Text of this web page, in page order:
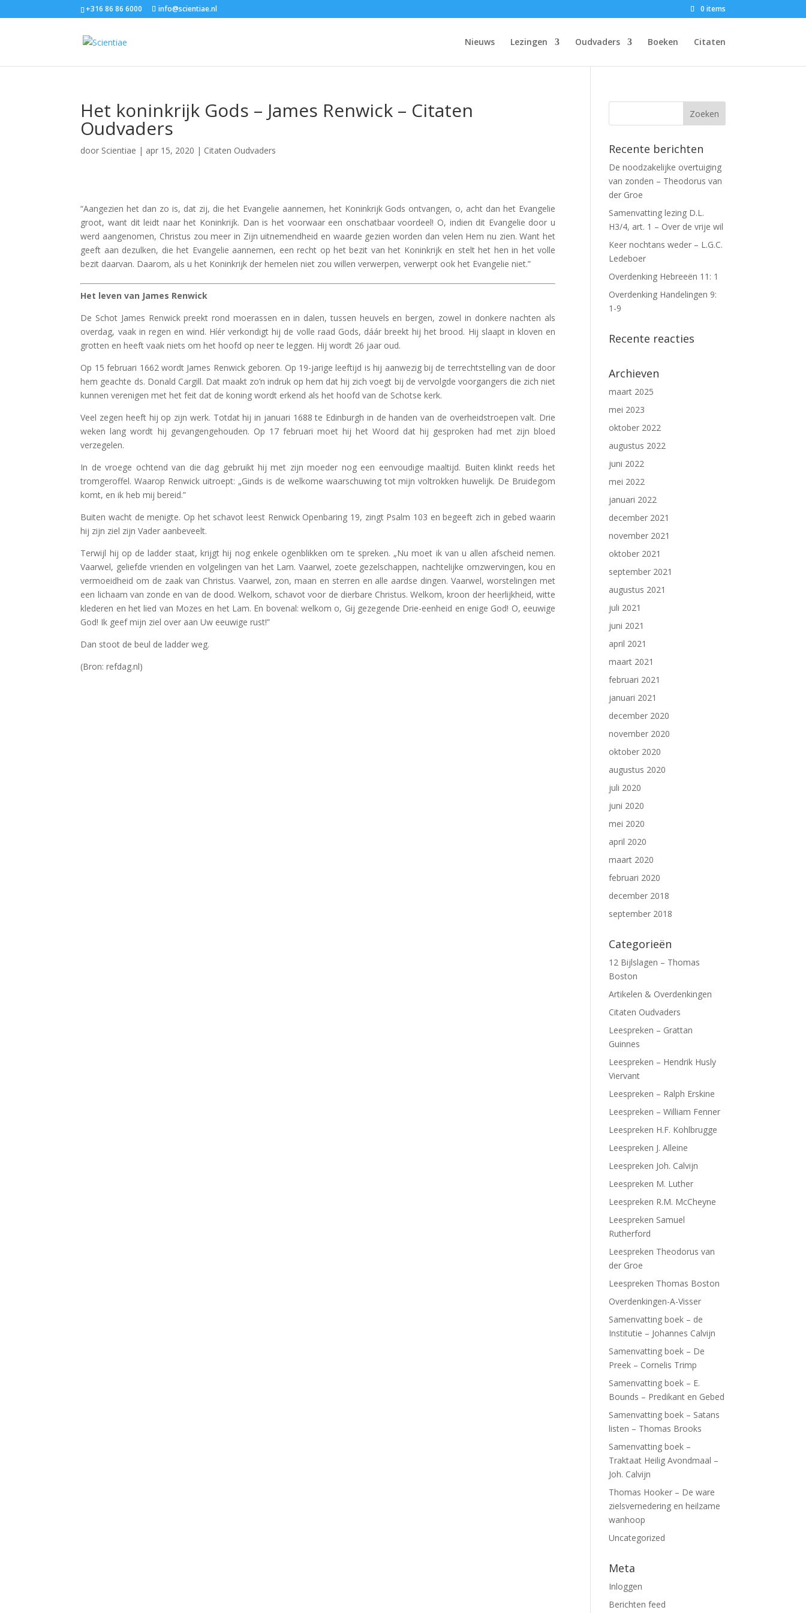
+316 86 86 6000 info@scientiae.nl 0 items
Nieuws Lezingen Oudvaders Boeken Citaten
Het koninkrijk Gods – James Renwick – Citaten
Oudvaders
door Scientiae | apr 15, 2020 | Citaten Oudvaders
“Aangezien het dan zo is, dat zij, die het Evangelie aannemen, het Koninkrijk Gods ontvangen, o, acht dan het Evangelie
groot, want dit leidt naar het Koninkrijk. Dan is het voorwaar een onschatbaar voordeel! O, indien dit Evangelie door u
werd aangenomen, Christus zou meer in Zijn uitnemendheid en waarde gezien worden dan velen Hem nu zien. Want het
geeft aan dezulken, die het Evangelie aannemen, een recht op het bezit van het Koninkrijk en stelt het hen in het volle
bezit daarvan. Daarom, als u het Koninkrijk der hemelen niet zou willen verwerpen, verwerpt ook het Evangelie niet.”
Het leven van James Renwick
De Schot James Renwick preekt rond moerassen en in dalen, tussen heuvels en bergen, zowel in donkere nachten als
overdag, vaak in regen en wind. Híér verkondigt hij de volle raad Gods, dáár breekt hij het brood. Hij slaapt in kloven en
grotten en heeft vaak niets om het hoofd op neer te leggen. Hij wordt 26 jaar oud.
Op 15 februari 1662 wordt James Renwick geboren. Op 19-jarige leeftijd is hij aanwezig bij de terrechtstelling van de door
hem geachte ds. Donald Cargill. Dat maakt zo’n indruk op hem dat hij zich voegt bij de vervolgde voorgangers die zich niet
kunnen verenigen met het feit dat de koning wordt erkend als het hoofd van de Schotse kerk.
Veel zegen heeft hij op zijn werk. Totdat hij in januari 1688 te Edinburgh in de handen van de overheidstroepen valt. Drie
weken lang wordt hij gevangengehouden. Op 17 februari moet hij het Woord dat hij gesproken had met zijn bloed
verzegelen.
In de vroege ochtend van die dag gebruikt hij met zijn moeder nog een eenvoudige maaltijd. Buiten klinkt reeds het
tromgeroffel. Waarop Renwick uitroept: „Ginds is de welkome waarschuwing tot mijn voltrokken huwelijk. De Bruidegom
komt, en ik heb mij bereid.”
Buiten wacht de menigte. Op het schavot leest Renwick Openbaring 19, zingt Psalm 103 en begeeft zich in gebed waarin
hij zijn ziel zijn Vader aanbeveelt.
Terwijl hij op de ladder staat, krijgt hij nog enkele ogenblikken om te spreken. „Nu moet ik van u allen afscheid nemen.
Vaarwel, geliefde vrienden en volgelingen van het Lam. Vaarwel, zoete gezelschappen, nachtelijke omzwervingen, kou en
vermoeidheid om de zaak van Christus. Vaarwel, zon, maan en sterren en alle aardse dingen. Vaarwel, worstelingen met
een lichaam van zonde en van de dood. Welkom, schavot voor de dierbare Christus. Welkom, kroon der heerlijkheid, witte
klederen en het lied van Mozes en het Lam. En bovenal: welkom o, Gij gezegende Drie-eenheid en enige God! O, eeuwige
God! Ik geef mijn ziel over aan Uw eeuwige rust!”
Dan stoot de beul de ladder weg.
(Bron: refdag.nl)
Recente berichten
De noodzakelijke overtuiging
van zonden – Theodorus van
der Groe
Samenvatting lezing D.L.
H3/4, art. 1 – Over de vrije wil
Keer nochtans weder – L.G.C.
Ledeboer
Overdenking Hebreeën 11: 1
Overdenking Handelingen 9:
1-9
Recente reacties
Archieven
maart 2025
mei 2023
oktober 2022
augustus 2022
juni 2022
mei 2022
januari 2022
december 2021
november 2021
oktober 2021
september 2021
augustus 2021
juli 2021
juni 2021
april 2021
maart 2021
februari 2021
januari 2021
december 2020
november 2020
oktober 2020
augustus 2020
juli 2020
juni 2020
mei 2020
april 2020
maart 2020
februari 2020
december 2018
september 2018
Categorieën
12 Bijlslagen – Thomas
Boston
Artikelen & Overdenkingen
Citaten Oudvaders
Leespreken – Grattan
Guinnes
Leespreken – Hendrik Husly
Viervant
Leespreken – Ralph Erskine
Leespreken – William Fenner
Leespreken H.F. Kohlbrugge
Leespreken J. Alleine
Leespreken Joh. Calvijn
Leespreken M. Luther
Leespreken R.M. McCheyne
Leespreken Samuel
Rutherford
Leespreken Theodorus van
der Groe
Leespreken Thomas Boston
Overdenkingen-A-Visser
Samenvatting boek – de
Institutie – Johannes Calvijn
Samenvatting boek – De
Preek – Cornelis Trimp
Samenvatting boek – E.
Bounds – Predikant en Gebed
Samenvatting boek – Satans
listen – Thomas Brooks
Samenvatting boek –
Traktaat Heilig Avondmaal –
Joh. Calvijn
Thomas Hooker – De ware
zielsvernedering en heilzame
wanhoop
Uncategorized
Meta
Inloggen
Berichten feed